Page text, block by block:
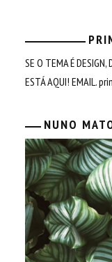
SE O TEMA É DESIGN,
ESTÁ AQUI! EMAIL.
NUNO